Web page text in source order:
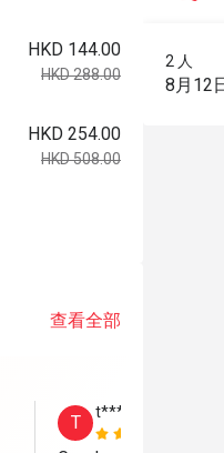
HKD 144.00
HKD 288.00
HKD 254.00
HKD 508.00
查看全部
T
t*****s
2 人
8月12